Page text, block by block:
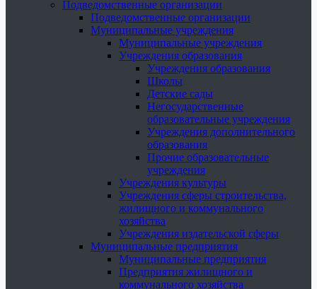
Подведомственные организации
Подведомственные организации
Муниципальные учреждения
Муниципальные учреждения
Учреждения образования
Учреждения образования
Школы
Детские сады
Негосударственные
образовательные учреждения
Учреждения дополнительного
образования
Прочие образовательные
учреждения
Учреждения культуры
Учреждения сферы строительства,
жилищного и коммунального
хозяйства
Учреждения издательской сферы
Муниципальные предприятия
Муниципальные предприятия
Предприятия жилищного и
коммунального хозяйства